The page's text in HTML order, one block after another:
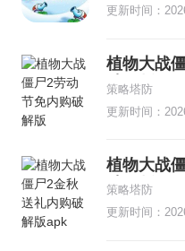
更新时间：
植物大战
破解版
策略塔防
更新时间：
植物大战
破解版apk
策略塔防
更新时间：